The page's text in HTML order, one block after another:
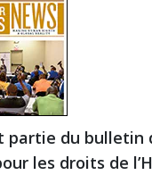
du bulletin
les droits de